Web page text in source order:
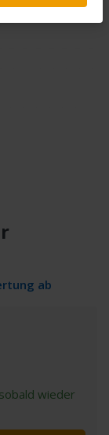
ab
wieder